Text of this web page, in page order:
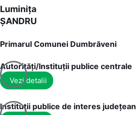
Luminița
ȘANDRU
Primarul Comunei Dumbrăveni
Autorități/Instituții publice centrale
Vezi detalii
Instituții publice de interes județean